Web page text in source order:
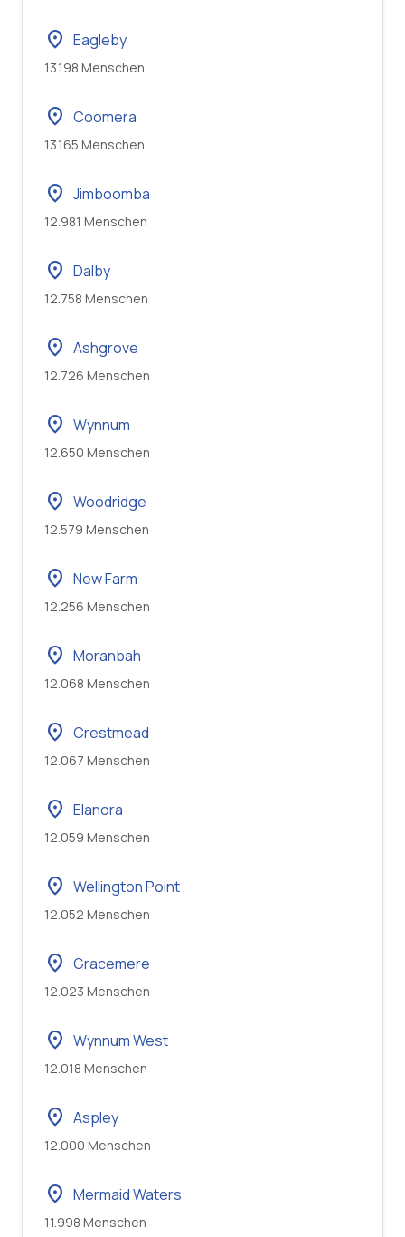
location_on Eagleby
13.198 Menschen
location_on Coomera
13.165 Menschen
location_on Jimboomba
12.981 Menschen
location_on Dalby
12.758 Menschen
location_on Ashgrove
12.726 Menschen
location_on Wynnum
12.650 Menschen
location_on Woodridge
12.579 Menschen
location_on New Farm
12.256 Menschen
location_on Moranbah
12.068 Menschen
location_on Crestmead
12.067 Menschen
location_on Elanora
12.059 Menschen
location_on Wellington Point
12.052 Menschen
location_on Gracemere
12.023 Menschen
location_on Wynnum West
12.018 Menschen
location_on Aspley
12.000 Menschen
location_on Mermaid Waters
11.998 Menschen